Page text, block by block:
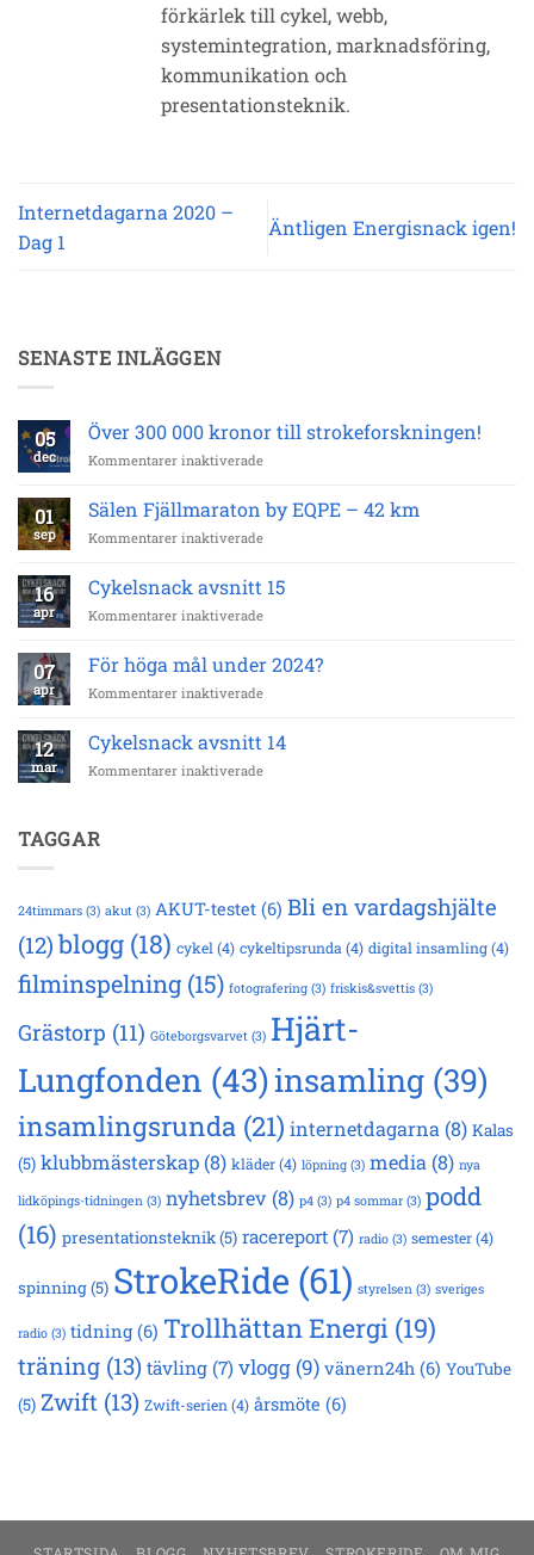
förkärlek till cykel, webb,
systemintegration, marknadsföring,
kommunikation och
presentationsteknik.
Internetdagarna 2020 –
Dag 1
Äntligen Energisnack igen!
SENASTE INLÄGGEN
05
dec
Över 300 000 kronor till strokeforskningen!
Kommentarer inaktiveradeför
300
000
kronor
strokeforskningen!
01
sep
Sälen Fjällmaraton by EQPE – 42 km
Kommentarer inaktiveradeför
Fjällmaraton
by
EQPE
42
16
apr
Cykelsnack avsnitt 15
Kommentarer inaktiveradeför
avsnitt
15
07
apr
För höga mål under 2024?
Kommentarer inaktiveradeför
höga
mål
under
12
mar
Cykelsnack avsnitt 14
Kommentarer inaktiveradeför
TAGGAR
24timmars (3) akut (3) AKUT-testet (6) Bli en vardagshjälte
(12) blogg (18) cykel (4) cykeltipsrunda (4) digital insamling(4)
filminspelning (15) fotografering (3) friskis&svettis (3)
Grästorp (11) Göteborgsvarvet (3) Hjärt-
Lungfonden (43)insamling (39)
insamlingsrunda (21) internetdagarna (8) Kalas
(5) klubbmästerskap (8) kläder(4) löpning (3) media (8) nya
lidköpings-tidningen (3) nyhetsbrev (8) p4 (3) p4 sommar (3) podd
(16) presentationsteknik(5) racereport (7) radio (3) semester(4)
spinning(5) StrokeRide (61) styrelsen (3) sveriges
radio (3) tidning (6) Trollhättan Energi (19)
träning (13) tävling (7) vlogg (9) vänern24h (6) YouTube
(5) Zwift (13) Zwift-serien (4) årsmöte (6)